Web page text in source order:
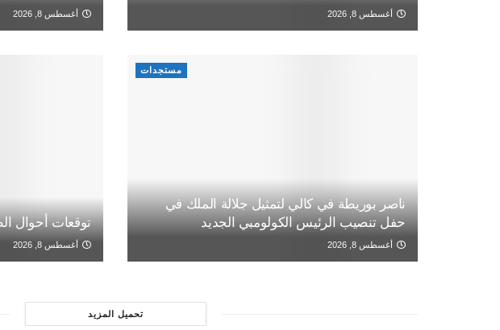
أغسطس 8, 2026 أغسطس 8, 2026
مستجدات
ناصر بوريطة في كالي لتمثيل جلالة الملك في
حفل تنصيب الرئيس الكولومبي الجديد
أغسطس 8, 2026
توقعات أحوال
أغسطس 8, 2026
تحميل المزيد